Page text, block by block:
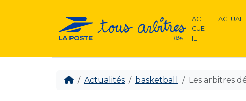
AC
CUE
IL
Actualités basketball Les arbitres